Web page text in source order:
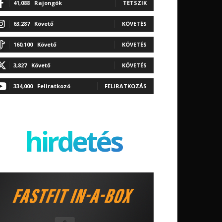
41,088 Rajongók TETSZIK
63,287 Követő KÖVETÉS
160,100 Követő KÖVETÉS
3,827 Követő KÖVETÉS
334,000 Feliratkozó FELIRATKOZÁS
hirdetés